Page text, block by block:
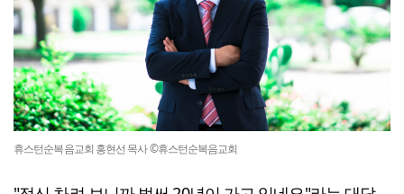
휴스턴순복음교회 홍현선 목사 ©휴스턴순복음교회